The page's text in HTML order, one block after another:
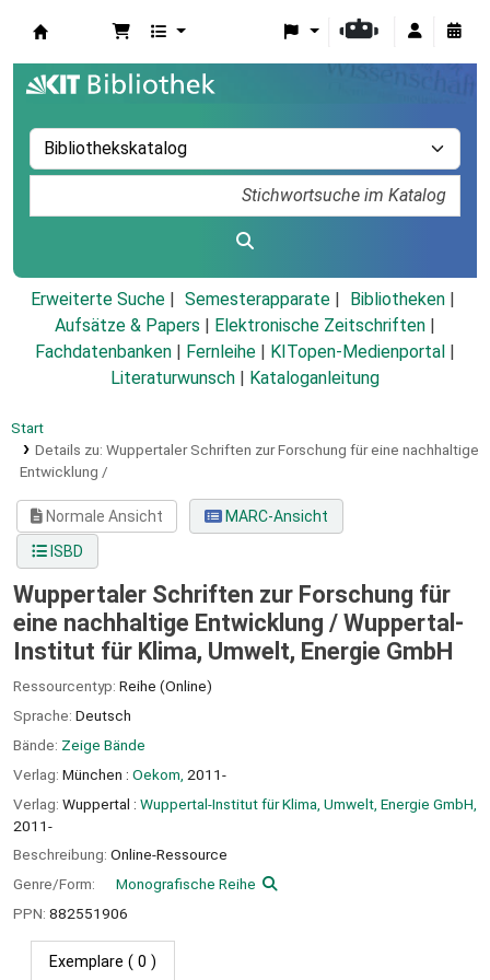
Erweiterte Suche Semesterapparate
Bibliotheken
Aufsätze & Papers
Elektronische Zeitschriften
Fachdatenbanken
Fernleihe KITopen-Medienportal
Literaturwunsch
Kataloganleitung
Start
Details zu: Wuppertaler Schriften zur Forschung für eine nachhaltige
Entwicklung /
Normale Ansicht
MARC-Ansicht
ISBD
Wuppertaler Schriften zur Forschung für
eine nachhaltige Entwicklung / Wuppertal-
Institut für Klima, Umwelt, Energie GmbH
Ressourcentyp: Reihe (Online)
Sprache: Deutsch
Bände: Zeige Bände
Verlag: München : Oekom, 2011-
Verlag: Wuppertal : Wuppertal-Institut für Klima, Umwelt, Energie GmbH,
2011-
Beschreibung: Online-Ressource
Genre/Form:
Monografische Reihe
PPN: 882551906
Exemplare ( 0 )